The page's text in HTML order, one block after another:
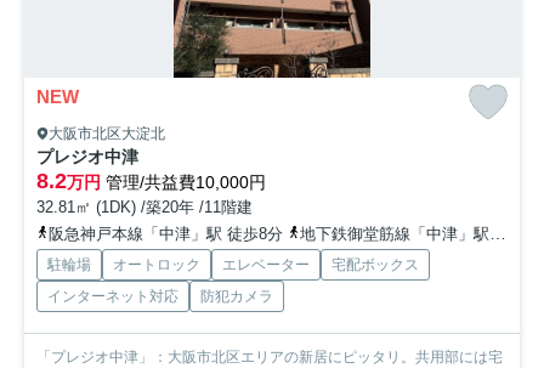
NEW
大阪市北区大淀北
プレジオ中津
8.2万円 管理/共益費10,000円
32.81㎡ (1DK) /築20年 /11階建
阪急神戸本線「中津」駅 徒歩8分
地下鉄御堂筋線「中津」駅 徒歩8分
駐輪場 オートロック エレベーター
宅配ボックス
インターネット対応
防犯カメラ
「プレジオ中津」：大阪市北区エリアの新居にピッタリ。共用部には宅